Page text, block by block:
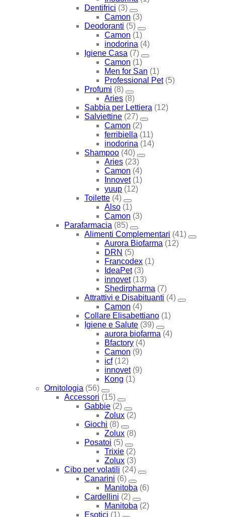
Dentifrici (3)
Camon (3)
Deodoranti (5)
Camon (1)
inodorina (4)
Igiene Casa (7)
Camon (1)
Men for San (1)
Professional Pet (5)
Profumi (8)
Aries (8)
Sabbia per Lettiera (12)
Salviettine (27)
Camon (2)
ferribiella (11)
inodorina (14)
Shampoo (40)
Aries (23)
Camon (4)
Innovet (1)
yuup (12)
Toilette (4)
Also (1)
Camon (3)
Parafarmacia (85)
Alimenti Complementari (41)
Aurora Biofarma (12)
DRN (5)
Francodex (1)
IdeaPet (3)
innovet (13)
Shedirpharma (7)
Attrattivi e Disabituanti (4)
Camon (4)
Collare Elisabettiano (1)
Igiene e Salute (39)
aurora biofarma (4)
Bfactory (4)
Camon (9)
icf (12)
innovet (9)
Kong (1)
Ornitologia (56)
Accessori (15)
Gabbie (2)
Zolux (2)
Giochi (8)
Zolux (8)
Posatoi (5)
Trixie (2)
Zolux (3)
Cibo per volatili (24)
Canarini (6)
Manitoba (6)
Cardellini (2)
Manitoba (2)
Esotici (1)